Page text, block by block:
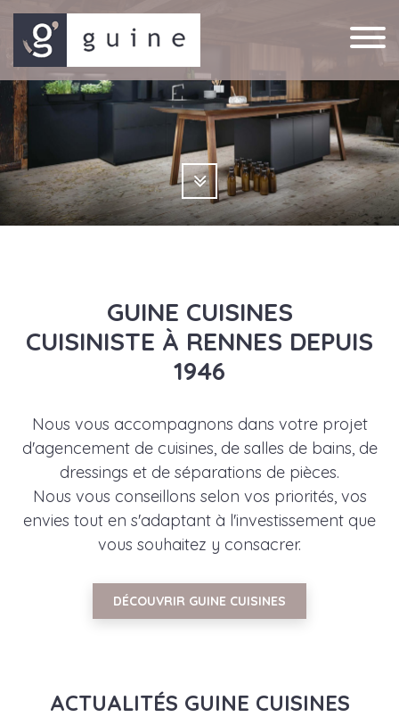
GUINE CUISINES
CUISINISTE À RENNES DEPUIS
1946
Nous vous accompagnons dans votre projet
d'agencement de cuisines, de salles de bains, de
dressings et de séparations de pièces.
Nous vous conseillons selon vos priorités, vos
envies tout en s'adaptant à l'investissement que
vous souhaitez y consacrer.
DÉCOUVRIR GUINE CUISINES
ACTUALITÉS GUINE CUISINES